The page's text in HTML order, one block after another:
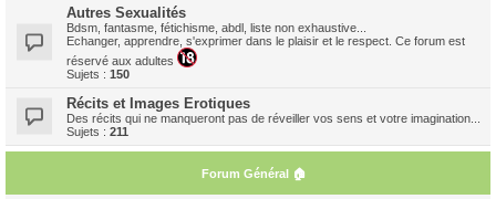
Autres Sexualités
Bdsm, fantasme, fétichisme, abdl, liste non exhaustive...
Echanger, apprendre, s'exprimer dans le plaisir et le respect. Ce forum est
réservé aux adultes
Sujets : 150
Récits et Images Erotiques
Des récits qui ne manqueront pas de réveiller vos sens et votre imagination...
Sujets : 211
Forum Général 🏠